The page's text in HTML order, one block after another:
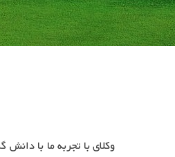
وکلای با تجربه ما با